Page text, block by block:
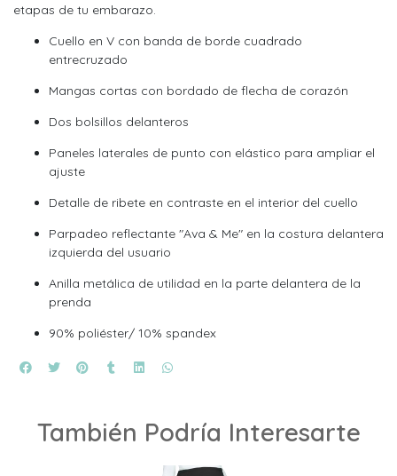
etapas de tu embarazo.
Cuello en V con banda de borde cuadrado
entrecruzado
Mangas cortas con bordado de flecha de corazón
Dos bolsillos delanteros
Paneles laterales de punto con elástico para ampliar el
ajuste
Detalle de ribete en contraste en el interior del cuello
Parpadeo reflectante "Ava & Me" en la costura delantera
izquierda del usuario
Anilla metálica de utilidad en la parte delantera de la
prenda
90% poliéster/ 10% spandex
También Podría Interesarte